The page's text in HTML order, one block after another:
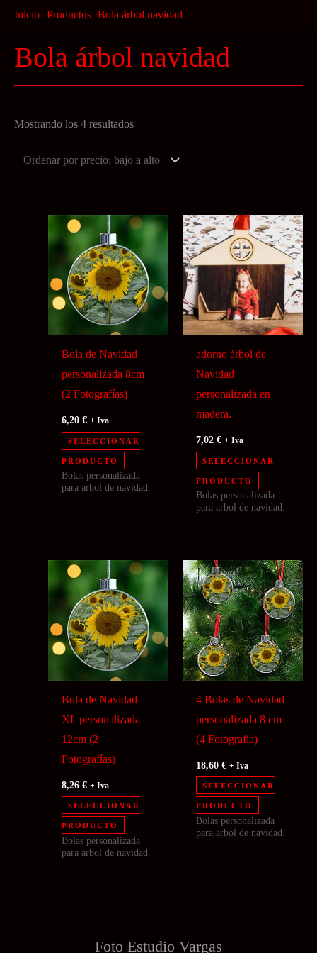
al
contenido
Inicio Productos Bola árbol navidad
Bola árbol navidad
Mostrando los 4 resultadosOrdenado
precio:
alto
Bola de Navidad
personalizada 8cm
(2 Fotografías)
6,20€ + Iva
SELECCIONAR
PRODUCTO
Bolas personalizada
para arbol de navidad.
adorno árbol de
Navidad
personalizada en
madera.
7,02€ + Iva
SELECCIONAR
PRODUCTO
Bolas personalizada
para arbol de navidad.
Bola de Navidad
XL personalizada
12cm (2
Fotografías)
8,26€ + Iva
SELECCIONAR
PRODUCTO
Bolas personalizada
para arbol de navidad.
4 Bolas de Navidad
personalizada 8 cm
(4 Fotografía)
18,60€ + Iva
SELECCIONAR
PRODUCTO
Bolas personalizada
para arbol de navidad.
Foto Estudio Vargas